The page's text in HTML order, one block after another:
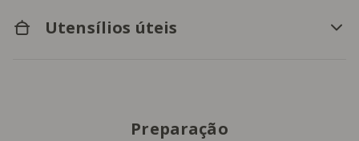
Utensílios úteis
Preparação